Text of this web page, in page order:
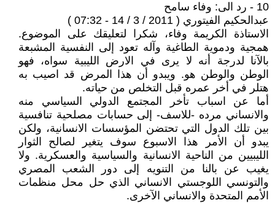
10 - رد الى: وفاء سامح
عبدالحكيم الفيتوري ( 2011 / 3 / 14 - 07:32 )
الاستاذة الكريمة وفاء، شكرا لتعليقك على الموضوع.
همجية ودموية الطاغية وآله تعود إلى النفسية المشبعة
بالآنا لدرجة أنه لا يرى في الارض الليبية سواه، فهو
الوطن والوطن هو. ويبدو أن هذا المرض قد اصيب به
هتلر في أخر عمره قبل التخلص من حياته.
أما عن اسباب تأخر المجتمع الدولي السياسي منه
والانساني مرده -للاسف- إلى حسابات مصلحية تنافسية
بين تلك الدول التي تحتضن المؤسسات الانسانية، ولكن
يبدو أن الأمر هذا الاسبوع سوف يتغير لصالح الثوار
الليبيين من الناحية الانسانية والسياسية والعسكرية. ولا
يغيب عن بالنا من التنويه إلى دور الشعب المصري
والتونسي اللوجستي الانساني الذي حل محل منظمات
الأمم المتحدة والانساني الآخرى.